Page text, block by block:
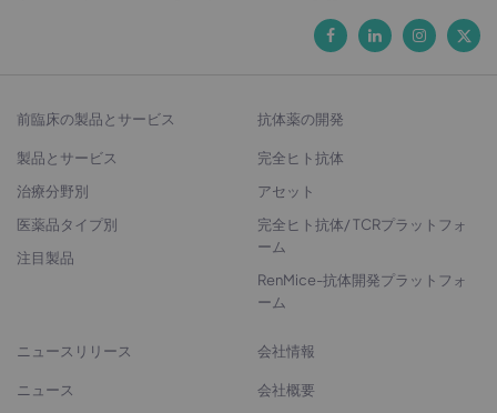
前臨床の製品とサービス
製品とサービス
治療分野別
医薬品タイプ別
注目製品
抗体薬の開発
完全ヒト抗体
アセット
完全ヒト抗体/ TCRプラットフォ
ーム
RenMice-抗体開発プラットフォ
ーム
ニュースリリース
ニュース
会社情報
会社概要